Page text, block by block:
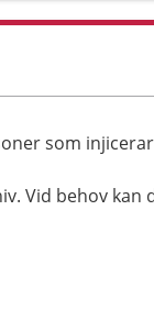
som
Vid behov kan